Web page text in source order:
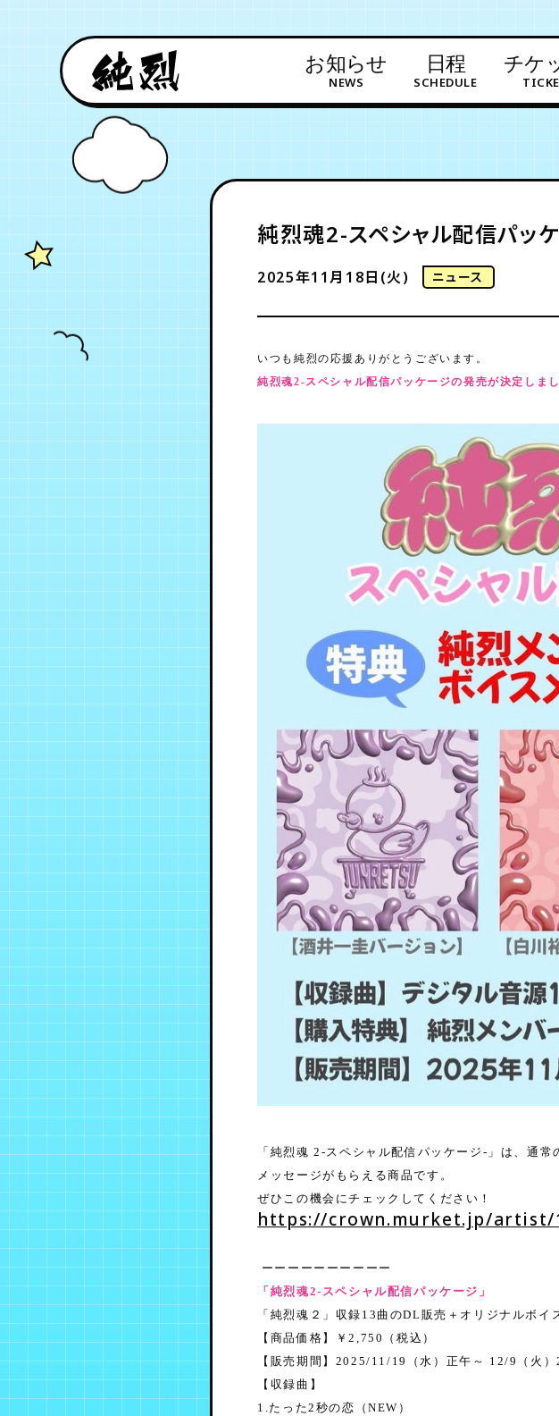
お知らせ
NEWS
日程
SCHEDULE
チケ
純烈魂2-スペシャル配信パッ
2025年11月18日(火) ニュース
いつも純烈の応援ありがとうございます。
純烈魂2-スペシャル配信パッケージの発売が決定しまし
「純烈魂 2-スペシャル配信パッケージ-」は、通
メッセージがもらえる商品です。
ぜひこの機会にチェックしてください！
https://crown.murket.jp/artist/
ーーーーーーーーーー
「純烈魂2-スペシャル配信パッケージ」
「純烈魂２」収録13曲のDL販売＋オリジナルボイ
【商品価格】￥2,750（税込）
【販売期間】2025/11/19（水）正午～ 12/9（火
【収録曲】
1.たった2秒の恋（NEW）